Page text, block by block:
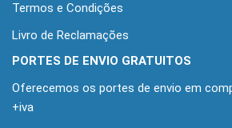
Termos e Condições
Livro de Reclamações
PORTES DE ENVIO GRATUITOS
Oferecemos os portes de envio em
+iva